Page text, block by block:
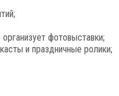
фотовыставки;
и праздничные ролики;